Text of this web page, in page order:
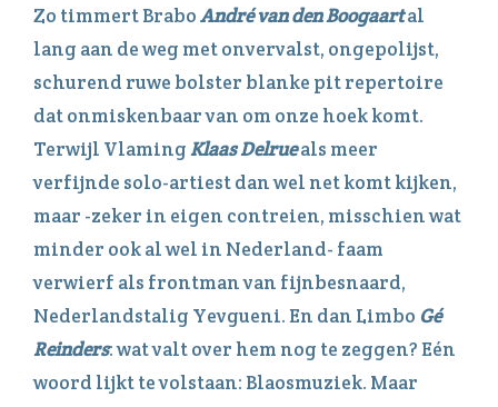
Zo timmert BraboAndré van den Boogaartal
lang aan de weg met onvervalst, ongepolijst,
schurend ruwe bolster blanke pit repertoire
dat onmiskenbaar van om onze hoek komt.
Terwijl VlamingKlaas Delrueals meer
verfijnde solo-artiest dan wel net komt kijken,
maar -zeker in eigen contreien, misschien wat
minder ook al wel in Nederland- faam
verwierf als frontman van fijnbesnaard,
Nederlandstalig Yevgueni. En dan Limbo Gé
Reinders: wat valt over hem nog te zeggen? Eén
woord lijkt te volstaan: Blaosmuziek. Maar